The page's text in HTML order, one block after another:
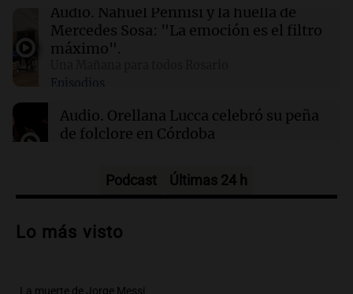
01:31 Ciencia
Reducir alimentos dulces no disminuye
antojos ni mejora la salud, según estudio
01:29 Mundo
El lago Mead alcanza su nivel más bajo en 90
años, evidenciando la crisis hídrica en EE.UU.
Audio. Nahuel Pennisi y la huella de
Mercedes Sosa: "La emoción es el filtro
máximo".
Episodios
Audio. Orellana Lucca celebró su peña
de folclore en Córdoba
Audio.Trágico accidente en Mendoza:
vehículos desde un puente
Podcast Últimas 24 h
Lo más visto
La muerte de Jorge Messi